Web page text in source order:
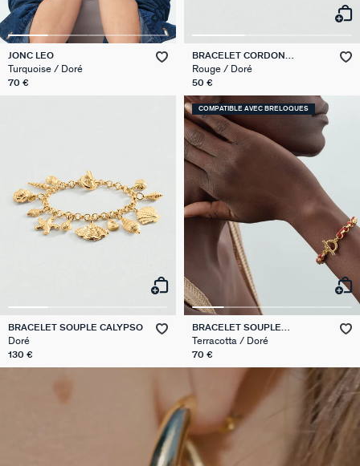
JONC LEO
Turquoise / Doré
70 €
BRACELET CORDON
CALYPSO
Rouge / Doré
50 €
BRACELET SOUPLE CALYPSO
Doré
130 €
COMPATIBLE AVEC BRELOQUES
BRACELET SOUPLE
GAMBETTA
Terracotta / Doré
70 €